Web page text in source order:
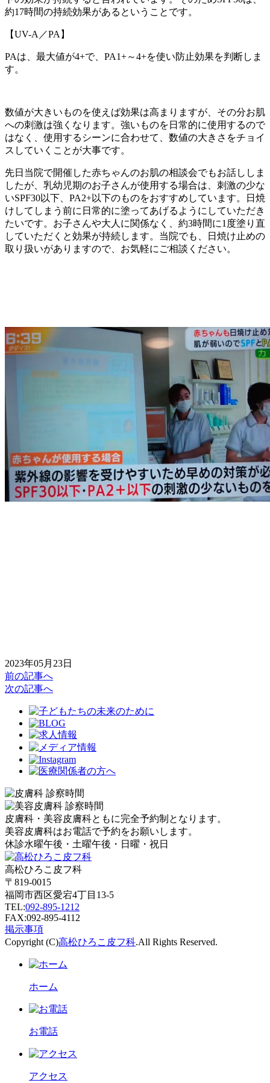
約17時間の持続効果があるということです。
【UV-A／PA】
PAは、最大値が4+で、PA1+～4+を使い防止効果を判断しま
す。
数値が大きいものを使えば効果は高まりますが、その分お肌
への刺激は強くなります。強いものを日常的に使用するので
はなく、使用するシーンに合わせて、数値の大きさをチョイ
スしていくことが大事です。
先日当院で開催した赤ちゃんのお肌の相談会でもお話ししま
したが、乳幼児期のお子さんが使用する場合は、刺激の少な
いSPF30以下、PA2+以下のものをおすすめしています。日焼
けしてしまう前に日常的に塗ってあげるようにしていただき
たいです。お子さんや大人に関係なく、約3時間に1度塗り直
していただくと効果が持続します。当院でも、日焼け止めの
取り扱いがありますので、お気軽にご相談ください。
2023年05月23日
前の記事へ
次の記事へ
皮膚科・美容皮膚科ともに完全予約制となります。
美容皮膚科はお電話で予約をお願いします。
休診水曜午後・土曜午後・日曜・祝日
高松ひろこ皮フ科
〒819-0015
福岡市西区愛宕4丁目13-5
TEL:092-895-1212
FAX:092-895-4112
掲示事項
Copyright (C)高松ひろこ皮フ科.All Rights Reserved.
ホーム
お電話
アクセス